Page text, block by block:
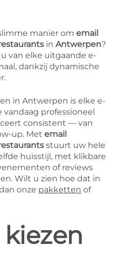
manier om email
in Antwerpen?
van elke uitgaande e-
dankzij dynamische
in Antwerpen is elke e-
professioneel
consistent — van
up. Met email
stuurt uw hele
huisstijl, met klikbare
of reviews
Wilt u zien hoe dat in
onze pakketten of